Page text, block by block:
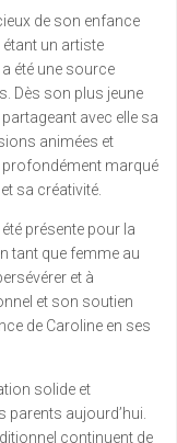
de son enfance
un artiste
été une source
Dès son plus jeune
avec elle sa
animées et
marqué
sa créativité.
présente pour la
tant que femme au
et à
et son soutien
de Caroline en ses
solide et
parents aujourd’hui.
continuent de